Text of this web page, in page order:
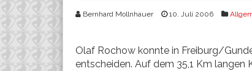
Bernhard Mollnhauer 10. Juli 2006
Olaf Rochow konnte in Freiburg/
entscheiden. Auf dem 35,1 Km